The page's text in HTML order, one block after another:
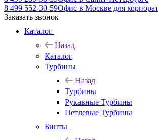
8 499 552-30-59Офис в Москве для
Заказать звонок
Каталог
Назад
Каталог
Турбины
Назад
Турбины
Рукавные Турбины
Петлевые Турбины
Бинты